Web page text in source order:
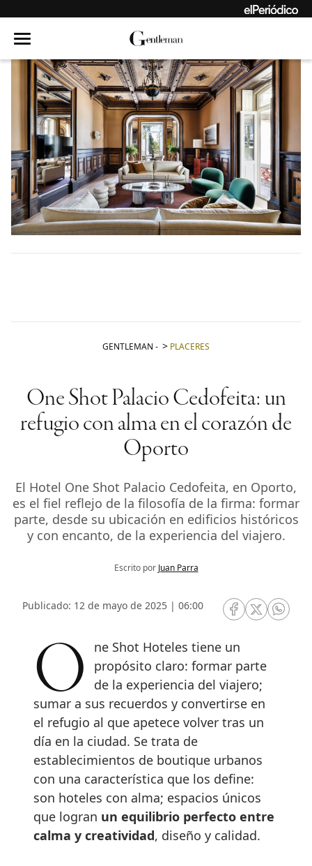
GENTLEMAN - PLACERES
One Shot Palacio Cedofeita: un
refugio con alma en el corazón de
Oporto
El Hotel One Shot Palacio Cedofeita, en Oporto,
es el fiel reflejo de la filosofía de la firma: formar
parte, desde su ubicación en edificios históricos
y con encanto, de la experiencia del viajero.
Escrito por Juan Parra
Publicado: 12 de mayo de 2025 | 06:00
RRSS Facebook
RRSSRRSS
One Shot Hoteles tiene un
propósito claro: formar parte
de la experiencia del viajero;
sumar a sus recuerdos y convertirse en
el refugio al que apetece volver tras un
día en la ciudad. Se trata de
establecimientos de boutique urbanos
con una característica que los define:
son hoteles con alma; espacios únicos
que logran un equilibrio perfecto entre
calma y creatividad, diseño y calidad.